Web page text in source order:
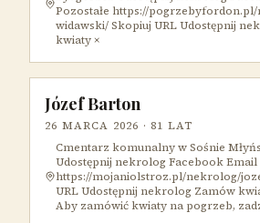
Pozostałe https://
widawski/ Skopiuj URL Udostępnij
kwiaty ×
Józef Barton
26 MARCA 2026 · 81 LAT
Cmentarz komunalny w Sośnie
Udostępnij nekrolog Facebook Email
https://mojaniolstroz.pl/nekrolog/
URL Udostępnij nekrolog Zamów
Aby zamówić kwiaty na pogrzeb,